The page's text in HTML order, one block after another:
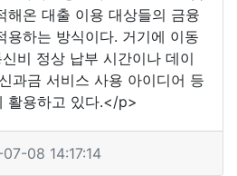
해온 대출 이용 대상들의 금융
용하는 방식이다. 거기에 이동
비 정상 납부 시간이나 데이
과금 서비스 사용 아이디어 등
활용하고 있다.</p>
08 14:17:14